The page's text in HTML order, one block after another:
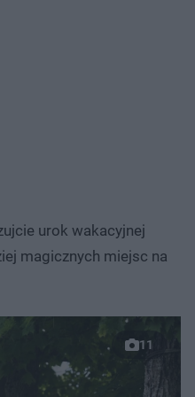
urok wakacyjnej
magicznych miejsc na
11